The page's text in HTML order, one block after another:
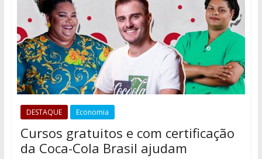
DESTAQUE Economia
Cursos gratuitos e com certificação
da Coca-Cola Brasil ajudam